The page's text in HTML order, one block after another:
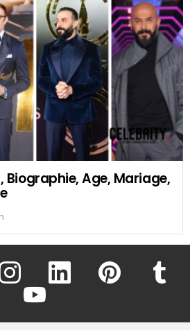
Biographie, Age, Mariage,
instagram linkedin pinterest
youtube